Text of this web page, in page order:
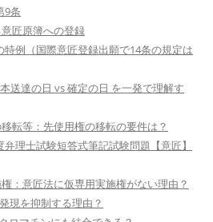
9条
匠原簿への登録
例（国際意匠登録出願で14条の規定は
送達の日 vs 確定の日 を一発で理解す
転等：先使用権の移転の要件は？
理士試験短答式筆記試験問題【意匠】
：意匠法に仮専用実施権がない理由？
現を抑制する理由？